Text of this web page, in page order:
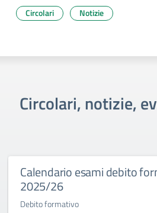
Circolari Notizie
Circolari, notizie,
Calendario esami debito
2025/26
Debito formativo